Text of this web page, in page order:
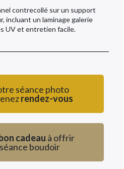
contrecollé sur un support
incluant un laminage galerie
UV et entretien facile.
séance photo
rendez-vous
cadeau à offrir
boudoir